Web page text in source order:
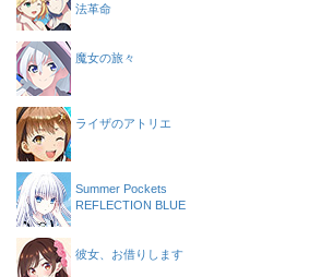
法革命
魔女の旅々
ライザのアトリエ
Summer Pockets
REFLECTION BLUE
彼女、お借りします